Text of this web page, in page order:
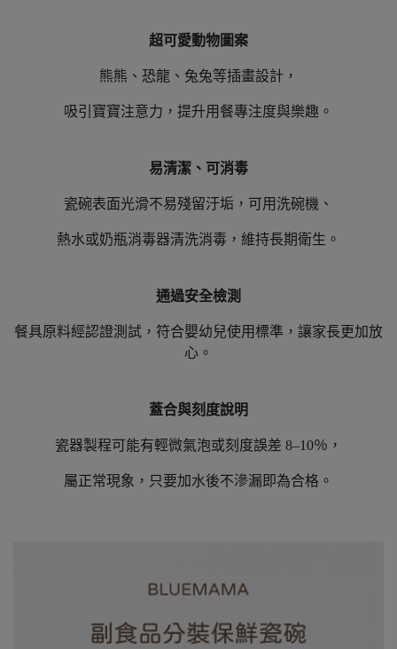
超可愛動物圖案
熊熊、恐龍、兔兔等插畫設計，
吸引寶寶注意力，提升用餐專注度與樂趣。
易清潔、可消毒
瓷碗表面光滑不易殘留汙垢，可用洗碗機、
熱水或奶瓶消毒器清洗消毒，維持長期衛生。
通過安全檢測
餐具原料經認證測試，符合嬰幼兒使用標準，讓家長更加放
心。
蓋合與刻度說明
瓷器製程可能有輕微氣泡或刻度誤差 8–10％，
屬正常現象，只要加水後不滲漏即為合格。